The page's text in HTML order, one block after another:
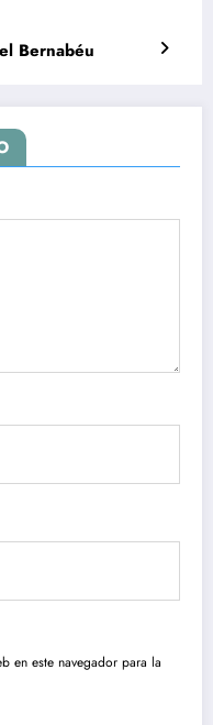
Bernabéu
en este navegador para la